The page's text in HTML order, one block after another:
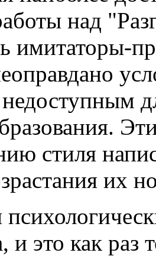
над
имитаторы-
стиля
их
и это как раз